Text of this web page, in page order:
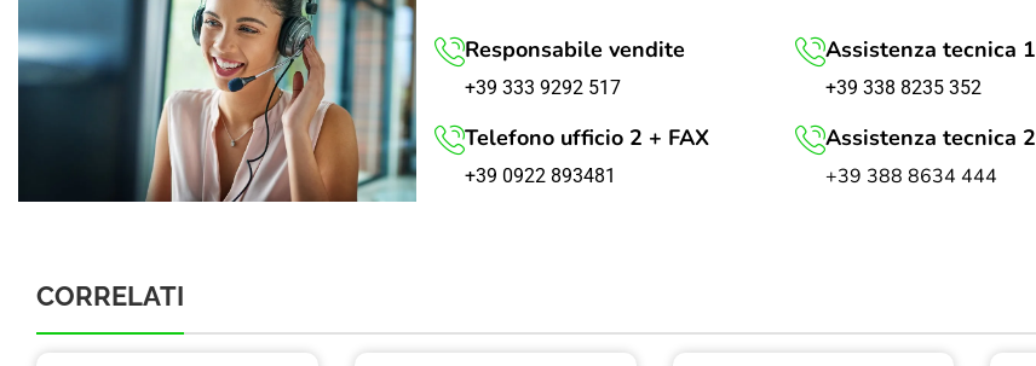
Responsabile vendite
+39 333 9292 517
Assistenza tecnica 1
+39 338 8235 352
Telefono ufficio 2 + FAX
+39 0922 893481
Assistenza tecnica 2
+39 388 8634 444
CORRELATI